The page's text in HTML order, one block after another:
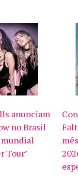
anunciam
no Brasil
Tour’